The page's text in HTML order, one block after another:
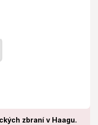
zbraní v Haagu.